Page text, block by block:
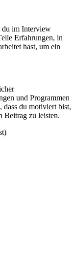
du im Interview
Erfahrungen, in
hast, um ein
und Programmen
dass du motiviert bist,
Beitrag zu leisten.